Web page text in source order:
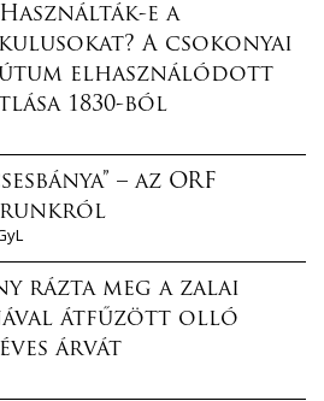
e a
A csokonyai
elhasználódott
1830-ból
– az ORF
rázta meg a zalai
átfűzött olló
árvát